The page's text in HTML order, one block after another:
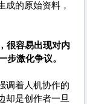
成的原始资料，
很容易出现对内
步激化争议。
调着人机协作的
却是创作者一旦